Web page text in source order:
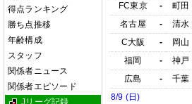
得点ランキング
勝ち点推移
年齢構成
スタッフ
関係者ニュース
関係者エピソード
Jリーグ記録
FC東京
- 町田
名古屋
- 清水
C大阪
- 岡山
福岡
- 神戸
広島
- 千葉
8/9 (日)